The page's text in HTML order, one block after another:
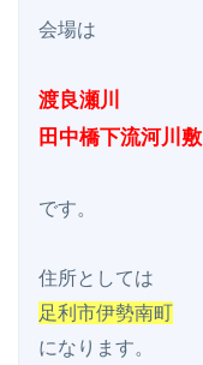
会場は
渡良瀬川
田中橋下流河川敷
です。
足利市伊勢南町
になります。